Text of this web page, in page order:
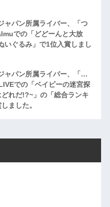
ャパン所属ライバー、「つ
での「どどーんと大放
いぐるみ」で1位入賞しまし
ャパン所属ライバー、「…
での「ベイビーの迷宮探
れだ!?~」の「総合ランキ
ました。